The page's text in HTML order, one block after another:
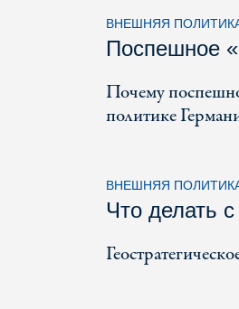
ВНЕШНЯЯ
Поспешное
Почему
политике
ВНЕШНЯЯ
Что делать